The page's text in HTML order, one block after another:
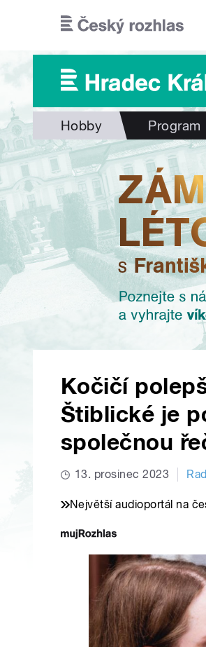
Hobby Program
Kočičí
Štiblické je
společnou
13. prosinec 2023
Největší audioportál na